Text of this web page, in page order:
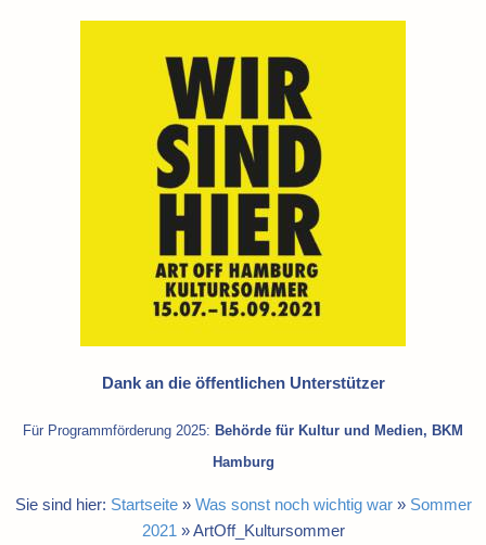
Dank an die öffentlichen Unterstützer
Für Programmförderung 2025: Behörde für Kultur und Medien, BKM
Hamburg
Sie sind hier: Startseite» Was sonst noch wichtig war» Sommer
2021 »ArtOff_Kultursommer